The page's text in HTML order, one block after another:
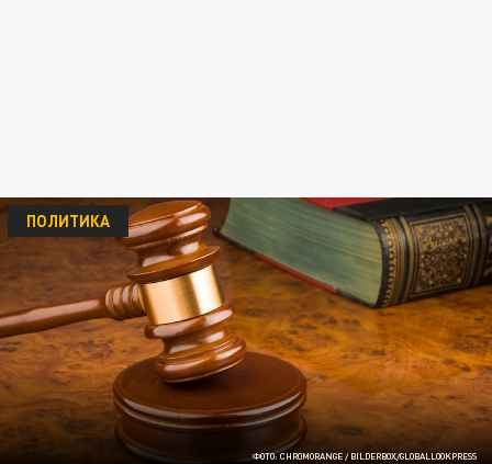
ФОТО: CHROMORANGE / BILDERBOX/GLOBALLOOKPRESS
ПОЛИТИКА